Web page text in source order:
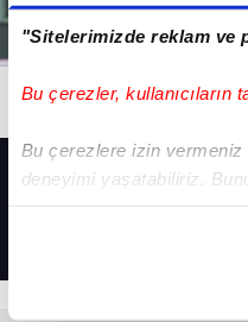
"Sitelerimizde reklam ve
Bu çerezler, kullanıcıların
Bu çerezlere izin
deneyimi yaşatabiliriz.
Her halükârda,